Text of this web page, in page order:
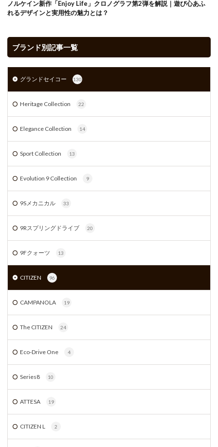
ノルケイン新作「Enjoy Life」クロノグラフ第2弾を解説｜遊び心あふ
れるデザインと実用性の魅力とは？
ブランド別記事一覧
グランドセイコー 130
Heritage Collection 22
Elegance Collection 14
Sport Collection 13
Evolution 9 Collection 9
9Sメカニカル 33
9Rスプリングドライブ 20
9Fクォーツ 13
CITIZEN 96
CAMPANOLA 19
The CITIZEN 24
Eco-Drive One 4
Series8 10
ATTESA 19
CITIZEN L 2